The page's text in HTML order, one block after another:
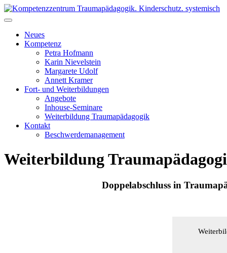
Skip
to
Neues
Kompetenz
Petra Hofmann
Karin Nievelstein
Margarete Udolf
Annett Kramer
Fort- und Weiterbildungen
Angebote
Inhouse-Seminare
Weiterbildung Traumapädagogik
Kontakt
Beschwerdemanagement
Weiterbildung
Doppelabschluss in